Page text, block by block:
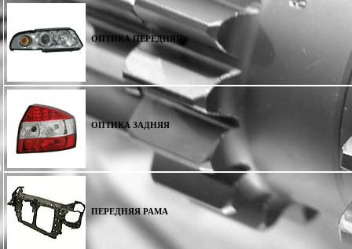
ОПТИКА ПЕРЕДНЯЯ
ОПТИКА ЗАДНЯЯ
ПЕРЕДНЯЯ РАМА